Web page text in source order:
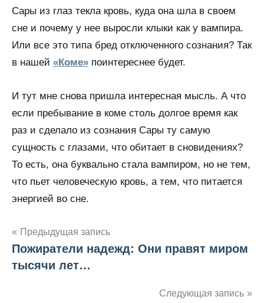
Сары из глаз текла кровь, куда она шла в своем
сне и почему у нее выросли клыки как у вампира.
Или все это типа бред отключенного сознания? Так
в нашей «Коме» поинтереснее будет.
И тут мне снова пришла интересная мысль. А что
если пребывание в коме столь долгое время как
раз и сделало из сознания Сары ту самую
сущность с глазами, что обитает в сновидениях?
То есть, она буквально стала вампиром, но не тем,
что пьет человеческую кровь, а тем, что питается
энергией во сне.
Навигация
по
Предыдущая запись
Пожиратели надежд: Они правят миром
тысячи лет…
Следующая запись